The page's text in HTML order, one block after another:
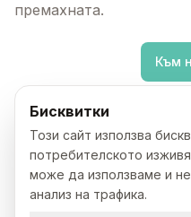
премахната.
Към
Бисквитки
Този сайт използва
потребителското
може да използваме и
анализ на трафика.